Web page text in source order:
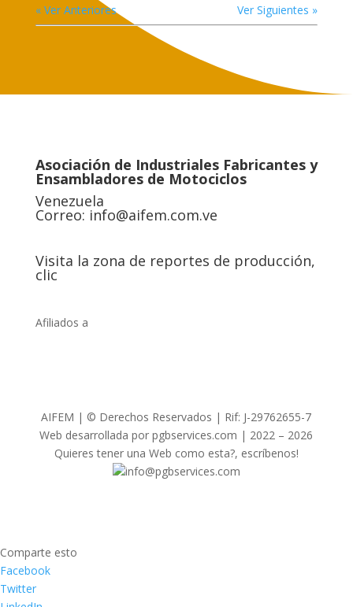
« Ver Anteriores Ver Siguientes »
Asociación de Industriales Fabricantes y
Ensambladores de Motociclos
Venezuela
Correo: info@aifem.com.ve
Visita la zona de reportes de producción,
clic
Afiliados a
AIFEM | © Derechos Reservados | Rif: J-29762655-7
Web desarrollada por pgbservices.com | 2022 – 2026
Quieres tener una Web como esta?, escríbenos!
info@pgbservices.com
Comparte esto
Facebook
Twitter